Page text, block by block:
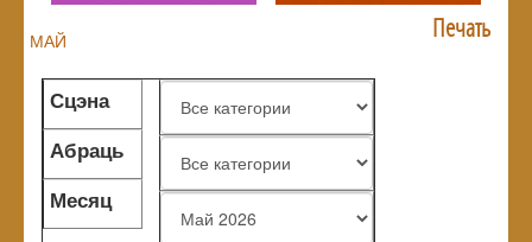
МАЙ
Сцэна
Абраць
жанр
Месяц
Печать